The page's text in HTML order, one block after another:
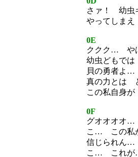
さァ！ 幼虫
やってしまえ
0E
ククク… や
幼虫どもで
貝の勇者よ…
真の力とは
この私自身
0F
グオオオオ
こ… この私
信じられん…
こ… これ